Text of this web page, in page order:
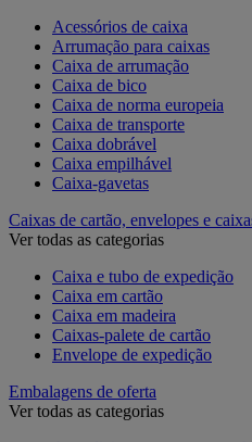
Acessórios de caixa
Arrumação para caixas
Caixa de arrumação
Caixa de bico
Caixa de norma europeia
Caixa de transporte
Caixa dobrável
Caixa empilhável
Caixa-gavetas
Caixas de cartão, envelopes e
Ver todas as categorias
Caixa e tubo de expedição
Caixa em cartão
Caixa em madeira
Caixas-palete de cartão
Envelope de expedição
Embalagens de oferta
Ver todas as categorias